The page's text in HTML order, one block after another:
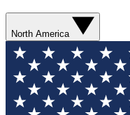
North America